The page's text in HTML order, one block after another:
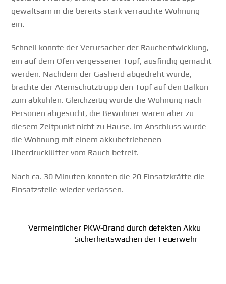
gewaltsam in die bereits stark verrauchte Wohnung
ein.
Schnell konnte der Verursacher der Rauchentwicklung,
ein auf dem Ofen vergessener Topf, ausfindig gemacht
werden. Nachdem der Gasherd abgedreht wurde,
brachte der Atemschutztrupp den Topf auf den Balkon
zum abkühlen. Gleichzeitig wurde die Wohnung nach
Personen abgesucht, die Bewohner waren aber zu
diesem Zeitpunkt nicht zu Hause. Im Anschluss wurde
die Wohnung mit einem akkubetriebenen
Überdrucklüfter vom Rauch befreit.
Nach ca. 30 Minuten konnten die 20 Einsatzkräfte die
Einsatzstelle wieder verlassen.
Vermeintlicher PKW-Brand durch defekten Akku
Sicherheitswachen der Feuerwehr